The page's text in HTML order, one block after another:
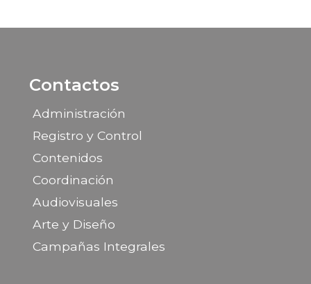
Contactos
Administración
Registro y Control
Contenidos
Coordinación
Audiovisuales
Arte y Diseño
Campañas Integrales